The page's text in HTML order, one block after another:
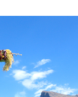
Arequipa, 1
2 noches Cusco,
Cusco.
almuerzos